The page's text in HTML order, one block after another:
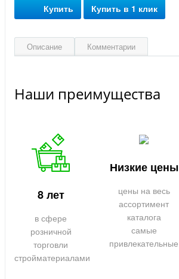
Купить Купить в 1 клик
Описание Комментарии
Наши преимущества
8 лет
в сфере
розничной
торговли
стройматериалами
Низкие цены
цены на весь
ассортимент
каталога
самые
привлекательные